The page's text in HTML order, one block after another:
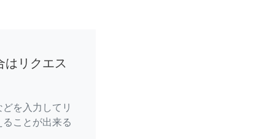
はリクエス
を入力してリ
ことが出来る